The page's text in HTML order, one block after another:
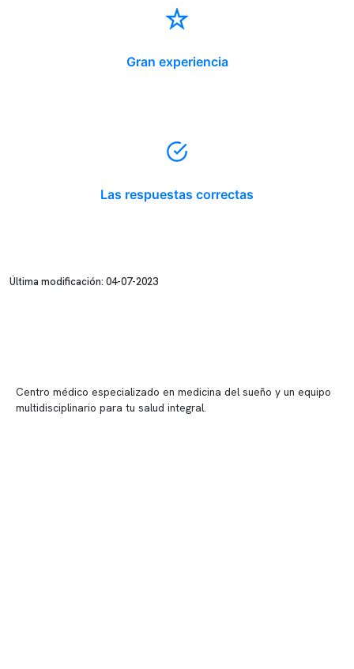
Gran experiencia
Las respuestas correctas
Última modificación: 04-07-2023
Centro médico especializado en medicina del sueño y un equipo
multidisciplinario para tu salud integral.